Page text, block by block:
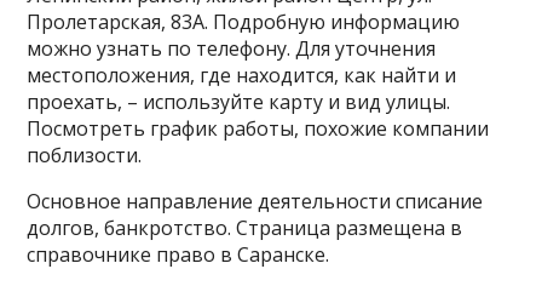
Пролетарская, 83А. Подробную информацию
можно узнать по телефону. Для уточнения
местоположения, где находится, как найти и
проехать, – используйте карту и вид улицы.
Посмотреть график работы, похожие компании
поблизости.
Основное направление деятельности списание
долгов, банкротство. Страница размещена в
справочнике право в Саранске.